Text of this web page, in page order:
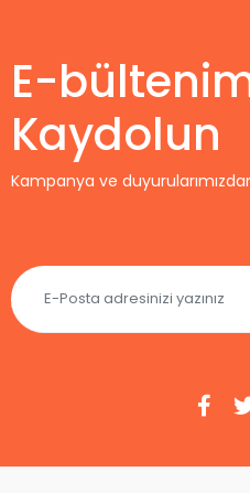
E-
Kaydolun
Kampanya ve